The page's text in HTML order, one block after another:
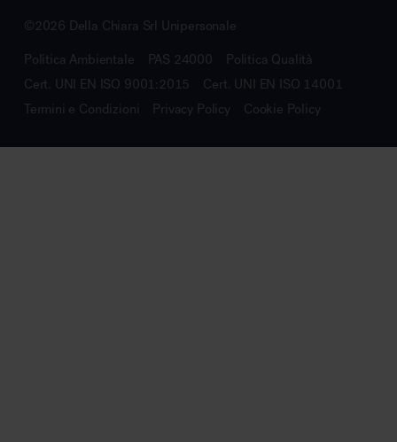
©2026 Della Chiara Srl Unipersonale
Politica Ambientale PAS 24000
Politica Qualità
Cert. UNI EN ISO 9001:2015
Cert. UNI EN ISO 14001
Termini e Condizioni
Privacy Policy Cookie Policy